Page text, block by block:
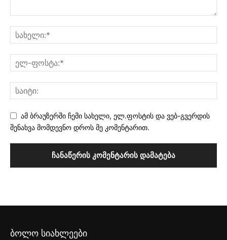
ამ ბრაუზერში ჩემი სახელი, ელ.ფოსტის და ვებ-გვერდის
შენახვა მომდევნო დროს მე კომენტარით.
ბოლო სიახლეები